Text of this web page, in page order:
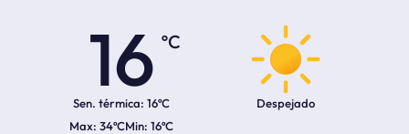
16
ºC
Sen. térmica: 16ºC
34ºC 16ºC
Despejado